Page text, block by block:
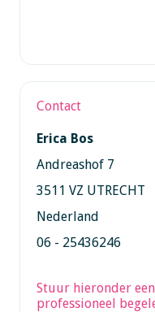
Contact
Erica Bos
Andreashof 7
3511 VZ UTRECHT
Nederland
06 - 25436246
Stuur hieronder
professioneel